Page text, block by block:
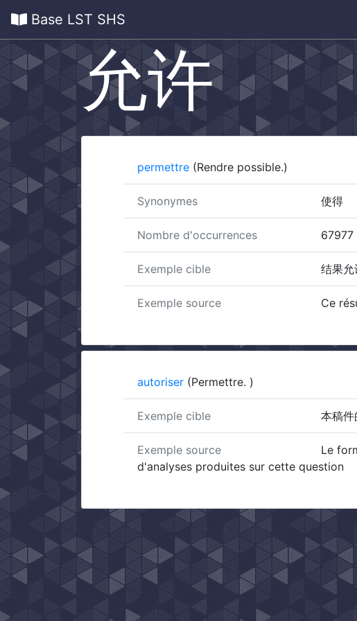
Base LST SHS
允许
permettre (Rendre possible.)
Synonymes 使得
Nombre d'occurrences 67977
Exemple cible 结果允
Exemple source Ce
autoriser (Permettre. )
Exemple cible 本稿
Exemple source
Le
d'analyses produites sur cette question